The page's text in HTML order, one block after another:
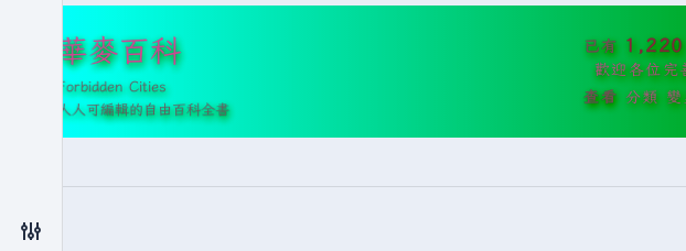
切換偏好設定選單
華麥百科
Forbidden Cities
人人可編輯的自由百科全書
已有 1,220
歡迎各位完
查看 分類 變